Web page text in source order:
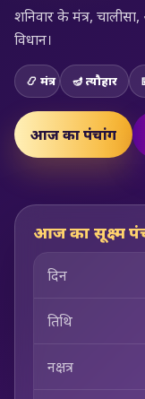
शनिवार के मंत्र,
विधान।
📿 मंत्र 🪔 त्यौहार
आज का पंचांग
आज का सूक्ष्म
दिन
तिथि
नक्षत्र